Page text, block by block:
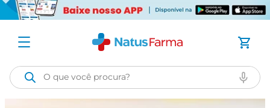
O que você procura?